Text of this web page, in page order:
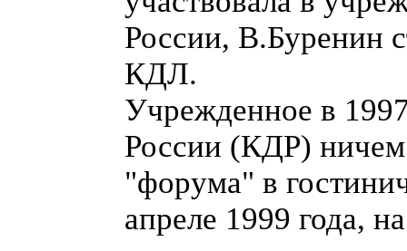
России, В.Буренин
КДЛ.
Учрежденное в
России (КДР) ничем
"форума" в
апреле 1999 года,